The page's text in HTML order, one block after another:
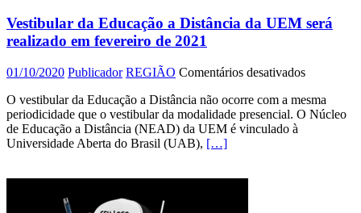
PAS
Vestibular da Educação a Distância da UEM será
realizado em fevereiro de 2021
01/10/2020 Publicador REGIÃO Comentários desativadosem
da
Educação
O vestibular da Educação a Distância não ocorre com a mesma
periodicidade que o vestibular da modalidade presencial. O Núcleo
de Educação a Distância (NEAD) da UEM é vinculado à
Universidade Aberta do Brasil (UAB), […]